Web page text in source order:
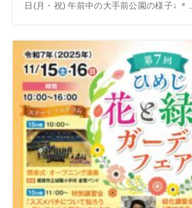
日(月・祝) 午前中の大手前公園の様子↓ ＊...